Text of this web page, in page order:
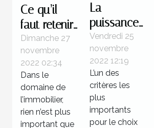
Ce qu’il
faut retenir
à propos
des
logiciels de
prospection
foncière
Dimanche 27
novembre
2022 02:34
Dans le
domaine de
l’immobilier,
rien n’est plus
important que
La
puissance
d’un
aspirateur
sans sac
Vendredi 25
novembre
2022 12:19
L’un des
critères les
plus
importants
pour le choix